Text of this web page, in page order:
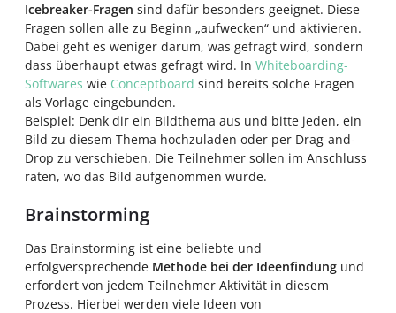
Icebreaker-Fragen sind dafür besonders geeignet. Diese
Fragen sollen alle zu Beginn „aufwecken“ und aktivieren.
Dabei geht es weniger darum, was gefragt wird, sondern
dass überhaupt etwas gefragt wird. In Whiteboarding-
Softwares wie Conceptboard sind bereits solche Fragen
als Vorlage eingebunden.
Beispiel: Denk dir ein Bildthema aus und bitte jeden, ein
Bild zu diesem Thema hochzuladen oder per Drag-and-
Drop zu verschieben. Die Teilnehmer sollen im Anschluss
raten, wo das Bild aufgenommen wurde.
Brainstorming
Das Brainstorming ist eine beliebte und
erfolgversprechende Methode bei der Ideenfindung und
erfordert von jedem Teilnehmer Aktivität in diesem
Prozess. Hierbei werden viele Ideen von